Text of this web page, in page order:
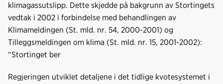
klimagassutslipp. Dette skjedde på bakgrunn av Stortingets
vedtak i 2002 i forbindelse med behandlingen av
Klimameldingen (St. mld. nr. 54, 2000-2001) og
Tilleggsmeldingen om klima (St. mld. nr. 15, 2001-2002):
“Stortinget ber
Regjeringen utviklet detaljene i det tidlige kvotesystemet i